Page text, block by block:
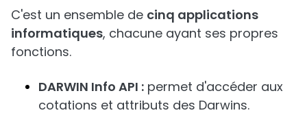
C'est un ensemble de cinq applications
informatiques, chacune ayant ses propres
fonctions.
DARWIN Info API : permet d'accéder aux
cotations et attributs des Darwins.